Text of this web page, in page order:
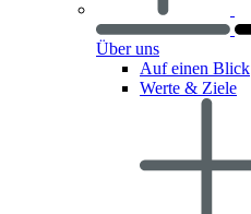
Über uns
Auf einen Blick
Werte & Ziele